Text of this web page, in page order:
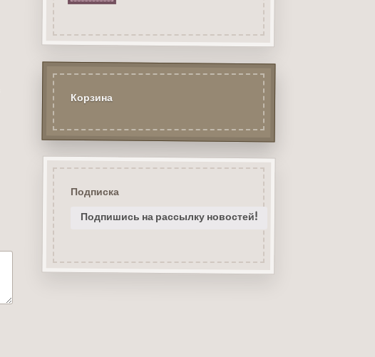
Корзина
Подписка
Подпишись на рассылку новостей!